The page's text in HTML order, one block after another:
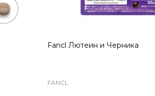
SHISEIDO Elixir Superieur Day
SHISEIDO ELIXIR